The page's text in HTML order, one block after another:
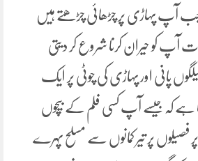
آپ پہاڑی پر چڑھائی چڑھتے ہیں
آپ کو حیران کرنا شروع کر دیتی
پانی اور پہاڑی کی چوٹی پر ایک
ہے کہ جیسے آپ کسی فلم کے بیچوں
فصیلوں پر تیر کمانوں سے مسلح پہرے